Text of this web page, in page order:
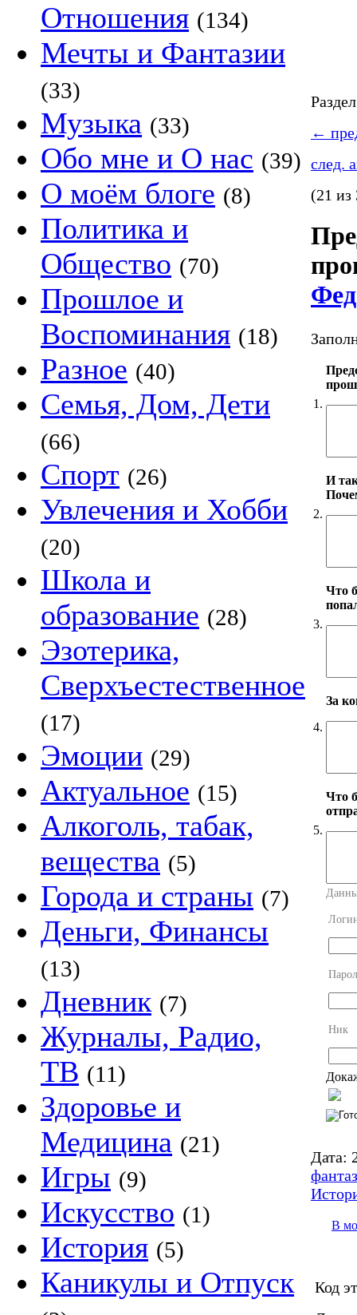
Отношения (134)
Мечты и Фантазии
(33)
Музыка (33)
Обо мне и О нас (39)
О моём блоге (8)
Политика и
Общество (70)
Прошлое и
Воспоминания (18)
Разное (40)
Семья, Дом, Дети
(66)
Спорт (26)
Увлечения и Хобби
(20)
Школа и
образование (28)
Эзотерика,
Сверхъестественное
(17)
Эмоции (29)
Актуальное (15)
Алкоголь, табак,
вещества (5)
Города и страны (7)
Деньги, Финансы
(13)
Дневник (7)
Журналы, Радио,
ТВ (11)
Здоровье и
Медицина (21)
Игры (9)
Искусство (1)
История (5)
Каникулы и Отпуск
←
след.
(21 из
1.
2.
И
3.
Что
4.
За
5.
Что
Ник
Дата:
В
Код